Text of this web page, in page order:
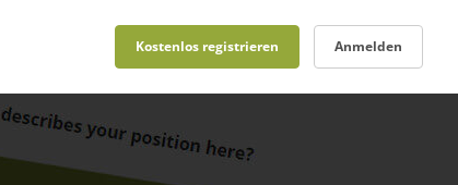
Kostenlos registrieren Anmelden